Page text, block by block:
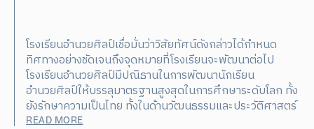
โรงเรียนอำนวยศิลป์เชื่อมั่นว่าวิสัยทัศน์ดังกล่าวได้กำหนด
ทิศทางอย่างชัดเจนถึงจุดหมายที่โรงเรียนจะพัฒนาต่อไป
โรงเรียนอำนวยศิลป์มีปณิธานในการพัฒนานักเรียน
อำนวยศิลป์ให้บรรลุมาตรฐานสูงสุดในการศึกษาระดับโลก ทั้ง
ยังรักษาความเป็นไทย ทั้งในด้านวัฒนธรรมและประวัติศาสตร์
READ MORE